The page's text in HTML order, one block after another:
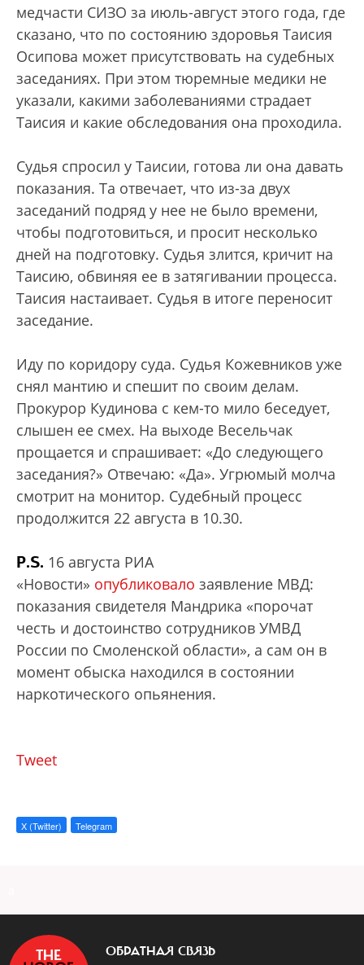
медчасти СИЗО за июль-август этого года, где
сказано, что по состоянию здоровья Таисия
Осипова может присутствовать на судебных
заседаниях. При этом тюремные медики не
указали, какими заболеваниями страдает
Таисия и какие обследования она проходила.
Судья спросил у Таисии, готова ли она давать
показания. Та отвечает, что из-за двух
заседаний подряд у нее не было времени,
чтобы подготовиться, и просит несколько
дней на подготовку. Судья злится, кричит на
Таисию, обвиняя ее в затягивании процесса.
Таисия настаивает. Судья в итоге переносит
заседание.
Иду по коридору суда. Судья Кожевников уже
снял мантию и спешит по своим делам.
Прокурор Кудинова с кем-то мило беседует,
слышен ее смех. На выходе Весельчак
прощается и спрашивает: «До следующего
заседания?» Отвечаю: «Да». Угрюмый молча
смотрит на монитор. Судебный процесс
продолжится 22 августа в 10.30.
P.S. 16 августа РИА
«Новости» опубликовало заявление МВД:
показания свидетеля Мандрика «порочат
честь и достоинство сотрудников УМВД
России по Смоленской области», а сам он в
момент обыска находился в состоянии
наркотического опьянения.
Tweet
X (Twitter) Telegram
ОБРАТНАЯ СВЯЗЬ